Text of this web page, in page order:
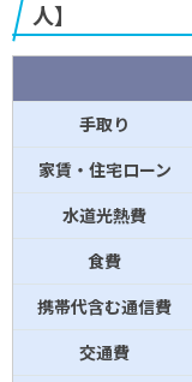
人】
手取り
家賃・住宅ローン
水道光熱費
食費
携帯代含む通信費
交通費